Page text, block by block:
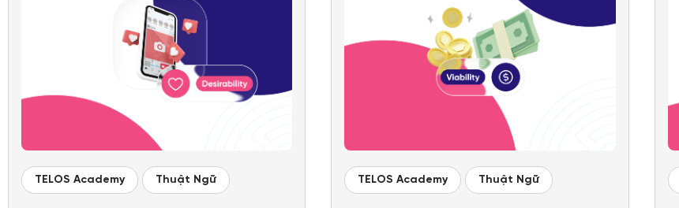
TELOS Academy Thuật Ngữ TELOS Academy Thuật Ngữ